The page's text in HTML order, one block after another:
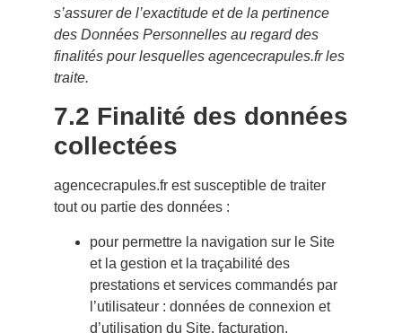
s’assurer de l’exactitude et de la pertinence
des Données Personnelles au regard des
finalités pour lesquelles agencecrapules.fr les
traite.
7.2 Finalité des données
collectées
agencecrapules.fr est susceptible de traiter
tout ou partie des données :
pour permettre la navigation sur le Site
et la gestion et la traçabilité des
prestations et services commandés par
l’utilisateur : données de connexion et
d’utilisation du Site, facturation,